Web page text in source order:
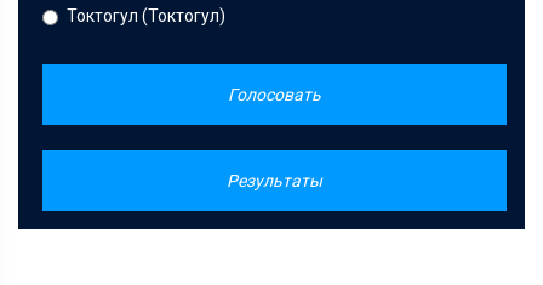
Токтогул (Токтогул)
Голосовать
Результаты